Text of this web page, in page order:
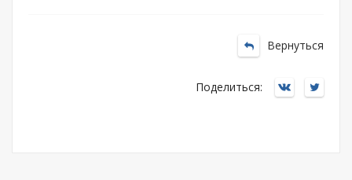
Вернуться
Поделиться: